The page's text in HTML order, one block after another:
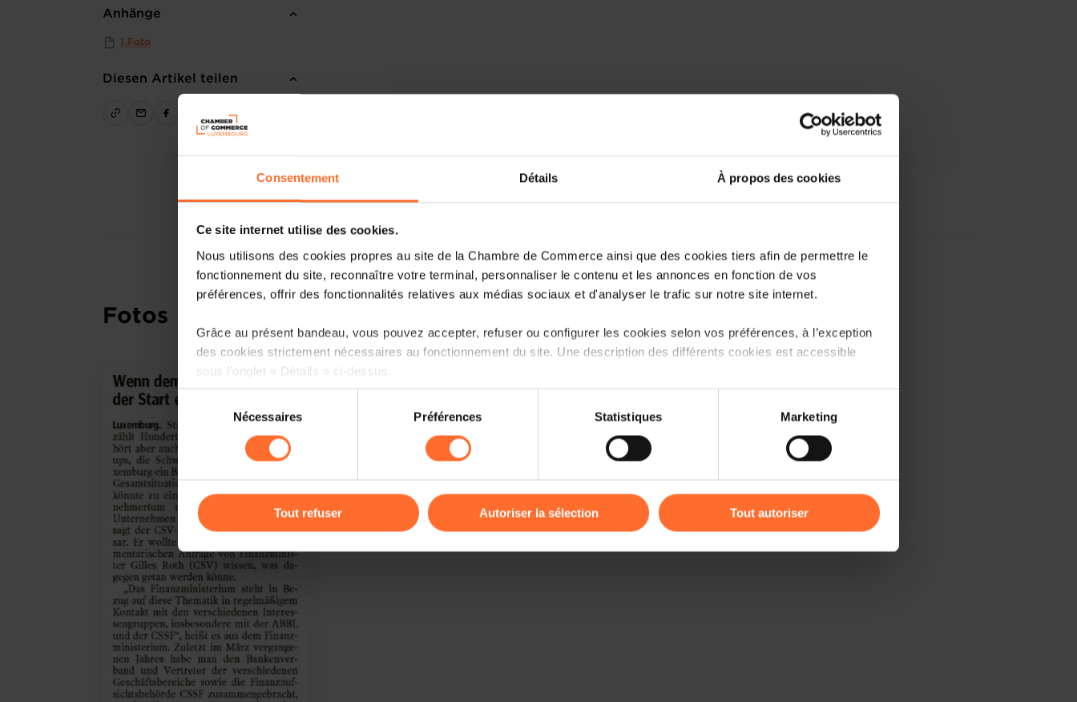
Consentement Détails À propos des cookies
Ce site internet utilise des cookies.
Nous utilisons des cookies propres au site de la Chambre de Commerce ainsi que des cookies tiers afin de permettre le
fonctionnement du site, reconnaître votre terminal, personnaliser le contenu et les annonces en fonction de vos
préférences, offrir des fonctionnalités relatives aux médias sociaux et d'analyser le trafic sur notre site internet.
Grâce au présent bandeau, vous pouvez accepter, refuser ou configurer les cookies selon vos préférences, à l’exception
des cookies strictement nécessaires au fonctionnement du site. Une description des différents cookies est accessible
sous l’onglet « Détails » ci-dessus.
Il est précisé que la navigation sur le site et certaines fonctionnalités (ex : lecture de vidéos, partage sur les réseaux
sociaux, sauvegarde des préférences de lecture vidéo, personnalisation de l’affichage du site) peuvent être affectées en
cas de refus de tous les cookies ou des cookies non nécessaires.
gauche de chaque page.
personnelles, vous pouvez consulter notre
personnelles
Sélection
consentement
Nécessaires Préférences Statistiques Marketing
Tout refuser Autoriser la sélection Tout autoriser
Anhänge
1 Foto
Diesen Artikel teilen
Fotos